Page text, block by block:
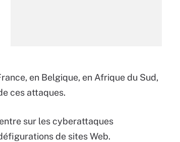
en Belgique, en Afrique du Sud,
ces attaques.
sur les cyberattaques
de sites Web.